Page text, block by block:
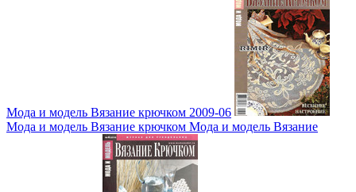
Мода и модель Вязание крючком 2009-06
Мода и модель Вязание крючком Мода и модель Вязание